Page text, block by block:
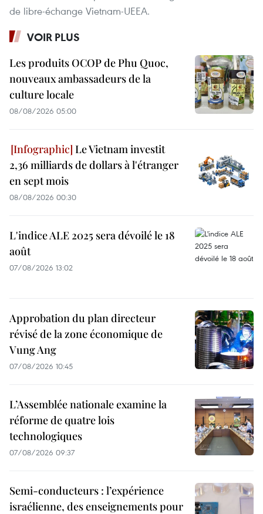
de libre-échange Vietnam-UEEA.
VOIR PLUS
Les produits OCOP de Phu Quoc,
nouveaux ambassadeurs de la
culture locale
08/08/2026 05:00
Le Vietnam investit
2,36 milliards de dollars à l'étranger
en sept mois
08/08/2026 00:30
L'indice ALE 2025 sera dévoilé le 18
août
07/08/2026 13:02
Approbation du plan directeur
révisé de la zone économique de
Vung Ang
07/08/2026 10:45
L’Assemblée nationale examine la
réforme de quatre lois
technologiques
07/08/2026 09:37
Semi-conducteurs : l’expérience
israélienne, des enseignements pour